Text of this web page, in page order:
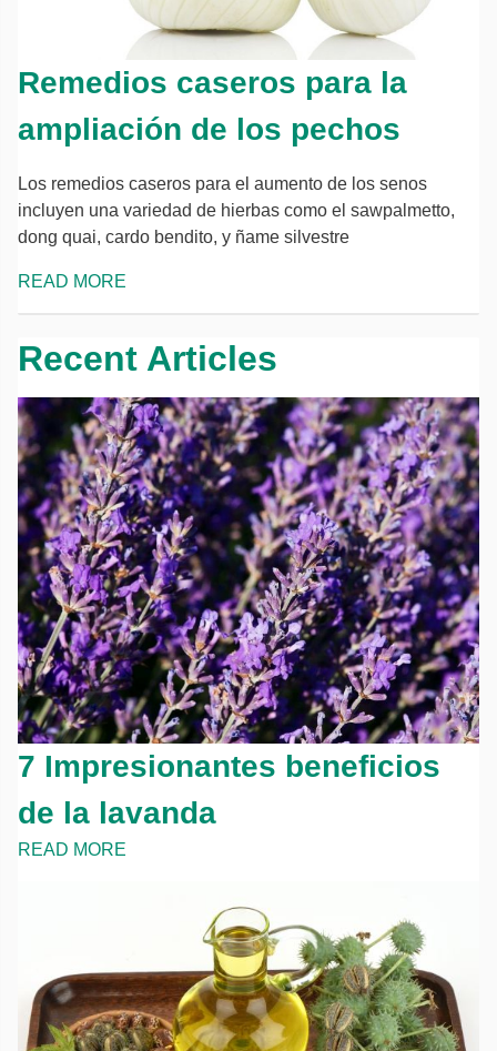
Remedios caseros para la
ampliación de los pechos
Los remedios caseros para el aumento de los senos
incluyen una variedad de hierbas como el sawpalmetto,
dong quai, cardo bendito, y ñame silvestre
READ MORE
Recent Articles
7 Impresionantes beneficios
de la lavanda
READ MORE